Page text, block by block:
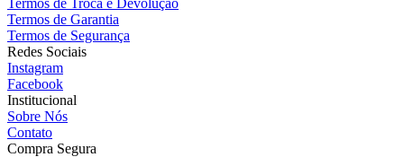
Termos de Garantia
Termos de Segurança
Redes Sociais
Instagram
Facebook
Institucional
Sobre Nós
Contato
Compra Segura